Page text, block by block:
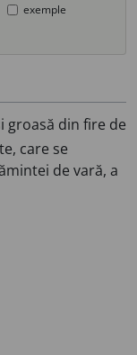
exemple
groasă din fire de
care se
de vară, a